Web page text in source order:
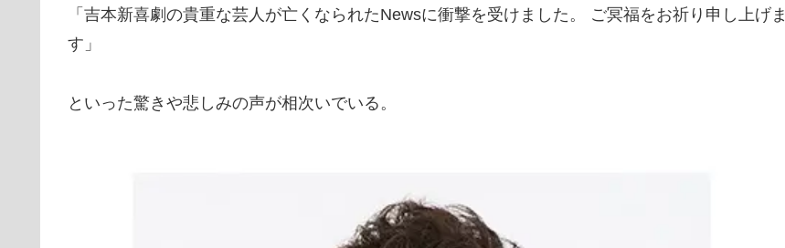
「吉本新喜劇の貴重な芸人が亡くなられたNewsに衝撃を受けました。 ご冥福をお祈り申し上げま
す」
といった驚きや悲しみの声が相次いでいる。